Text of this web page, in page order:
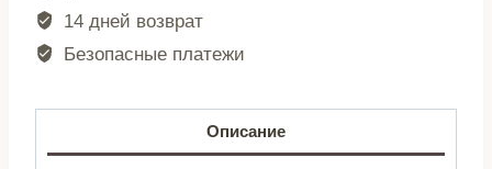
szary
sztruksowy
cm
14 дней возврат
Безопасные платежи
Описание